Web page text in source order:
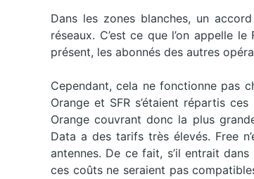
Dans les zones blanches, un
réseaux. C’est ce que l’on appelle
présent, les abonnés des autres
Cependant, cela ne fonctionne pas
Orange et SFR s’étaient répartis
Orange couvrant donc la plus
Data a des tarifs très élevés. Free
antennes. De ce fait, s’il entrait
ces coûts ne seraient pas